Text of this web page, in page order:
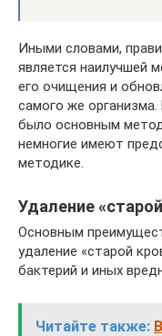
Иными словами,
является наилучшей
его очищения и
самого же
было основным
немногие имеют
методике.
Удаление
Основным
удаление «старой
бактерий и иных
Читайте также: